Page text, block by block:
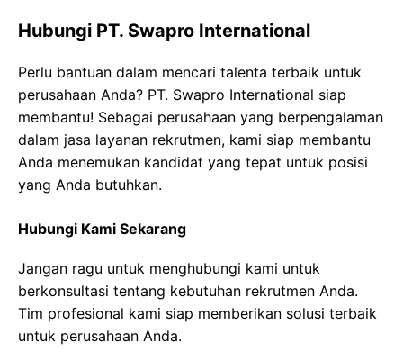
Hubungi PT. Swapro International
Perlu bantuan dalam mencari talenta terbaik untuk
perusahaan Anda? PT. Swapro International siap
membantu! Sebagai perusahaan yang berpengalaman
dalam jasa layanan rekrutmen, kami siap membantu
Anda menemukan kandidat yang tepat untuk posisi
yang Anda butuhkan.
Hubungi Kami Sekarang
Jangan ragu untuk menghubungi kami untuk
berkonsultasi tentang kebutuhan rekrutmen Anda.
Tim profesional kami siap memberikan solusi terbaik
untuk perusahaan Anda.